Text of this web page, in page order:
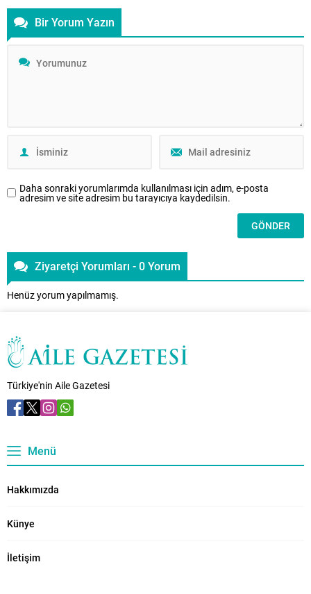
İstanbul Aile Vakfı tarafından
tarafından yayımlanan hakemli ve
akademik Aile Dergisi’nin
psikolojik, örgütsel ve manevi
aile alanındaki güncel
tartışmalara yeni bakış açıları
sayıda,...
Bir Yorum Yazın
Daha sonraki yorumlarımda kullanılması için adım, e-posta
adresim ve site adresim bu tarayıcıya kaydedilsin.
Ziyaretçi Yorumları - 0 Yorum
Henüz yorum yapılmamış.
Türkiye'nin Aile Gazetesi
Menü
Hakkımızda
Künye
İletişim